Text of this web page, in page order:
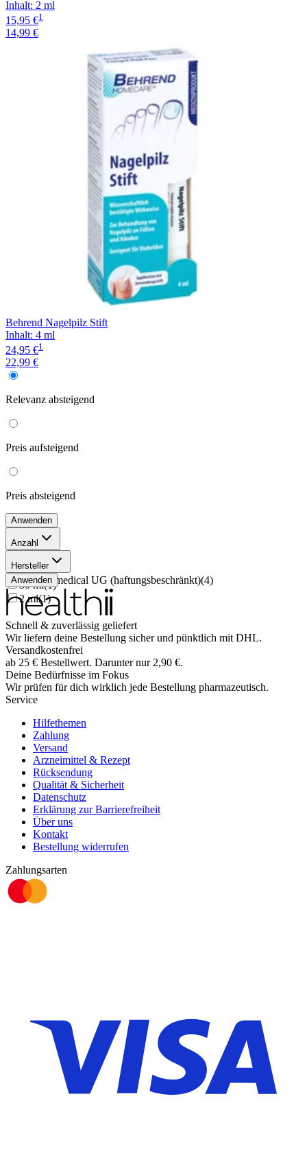
Inhalt: 2 ml
15,95 €1
14,99 €
Behrend Nagelpilz Stift
Inhalt: 4 ml
24,95 €1
22,99 €
Relevanz absteigend
Preis aufsteigend
Preis absteigend
Anwenden
Anzahl
50 ml(1)
30 ml(1)
2 ml(1)
Hersteller
Evolsin medical UG (haftungsbeschränkt)(4)
Anwenden
Schnell & zuverlässig geliefert
Wir liefern deine Bestellung sicher und pünktlich mit DHL.
Versandkostenfrei
ab 25 € Bestellwert. Darunter nur 2,90 €.
Deine Bedürfnisse im Fokus
Wir prüfen für dich wirklich jede Bestellung pharmazeutisch.
Service
Hilfethemen
Zahlung
Versand
Arzneimittel & Rezept
Rücksendung
Qualität & Sicherheit
Datenschutz
Erklärung zur Barrierefreiheit
Über uns
Kontakt
Bestellung widerrufen
Zahlungsarten